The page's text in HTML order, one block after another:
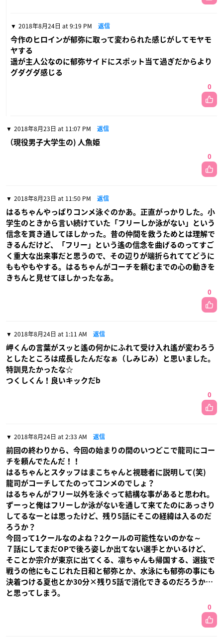
2018年8月24日 at 9:19 PM 返信
今作のヒロインが郁弥に取って変わられた感じがしてモヤモ
ヤする
遥が主人公なのに郁弥サイドにスポット当て過ぎだからより
グダグダ感じる
0
2018年8月23日 at 11:07 PM 返信
（現役男子大学生の) 人魚姫
0
2018年8月23日 at 11:50 PM 返信
はるちゃんやっぱりコンメ泳ぐのかあ。正直がっかりした。小
学生のときから言い続けていた「フリーしか泳がない」という
信念を貫き通してほしかった。昔の仲間を救うためとは理解で
きるんだけど、「フリー」という遙の信念を曲げるのってすご
く重大な出来事だと思うので、その辺りが端折られててどうに
ももやもやする。はるちゃんがコーチを頼むまでの心の動きを
きちんと見せてほしかったなあ。
0
2018年8月24日 at 1:11 AM 返信
岬くんの言葉がスッと遙の何かにふれて受け入れ遙が変わろう
としたところは成長したんだなぁ（しみじみ）と思いました。
特訓見たかったな☆
つくしくん！良いキックだb
0
2018年8月24日 at 2:33 AM 返信
前回の終わりから、今回の始まりの間のいつどこで龍司にコー
チを頼んでたんだ！！
はるちゃんとスタッフはまこちゃんと視聴者に説明して(笑)
龍司がコーチしてたのってコンメのでしょ？
はるちゃんがフリー以外を泳ぐって結構な事があると思われ。
ずーっと俺はフリーしか泳がないを通して来てたのにあっさり
してるなーとは思ったけど、残り5話にそこの経緯は入るのだ
ろうか？
今回って1クールなのよね？2クールの可能性ないのかな～
７話にしてまだOPで後ろ姿しか出てない選手とかいるけど、
そことか宗介が東京に出てくる、凛ちゃんも帰国する、選抜で
戦うの他にもこじれた日和と郁弥とか、水泳にも郁弥の事にも
決着つける夏也とか30分×残り5話で消化できるのだろうか…
と思ってしまう。
0